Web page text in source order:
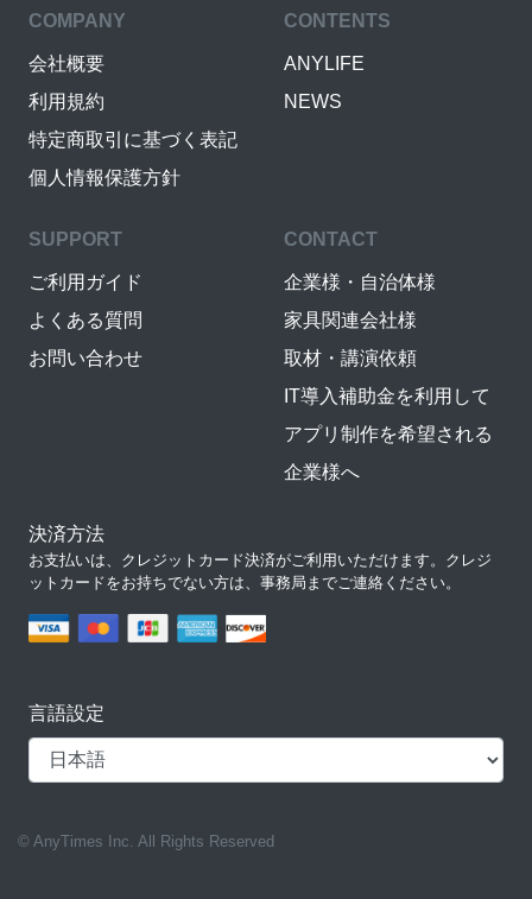
COMPANY
会社概要
利用規約
特定商取引に基づく表記
個人情報保護方針
CONTENTS
ANYLIFE
NEWS
SUPPORT
ご利用ガイド
よくある質問
お問い合わせ
CONTACT
企業様・自治体様
家具関連会社様
取材・講演依頼
IT導入補助金を利用して
アプリ制作を希望される
企業様へ
決済方法
お支払いは、クレジットカード決済がご利用いただけます。クレジ
ットカードをお持ちでない方は、事務局までご連絡ください。
言語設定
© AnyTimes Inc. All Rights Reserved